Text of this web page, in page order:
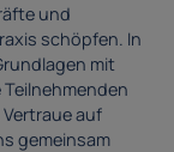
und
schöpfen. In
mit
auf
gemeinsam